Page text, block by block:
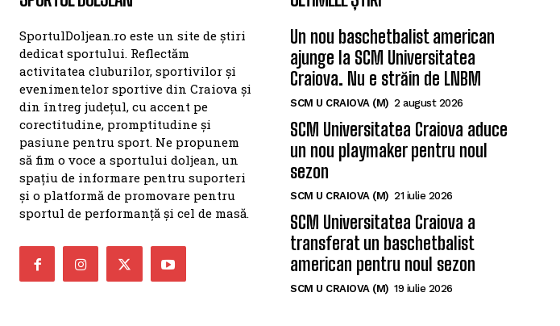
SportulDoljean.ro este un site de știri
dedicat sportului. Reflectăm
activitatea cluburilor, sportivilor și
evenimentelor sportive din Craiova și
din întreg județul, cu accent pe
corectitudine, promptitudine și
pasiune pentru sport. Ne propunem
să fim o voce a sportului doljean, un
spațiu de informare pentru suporteri
și o platformă de promovare pentru
sportul de performanță și cel de masă.
Un nou baschetbalist american
ajunge la SCM Universitatea
Craiova. Nu e străin de LNBM
SCM U CRAIOVA (M) 2 august 2026
SCM Universitatea Craiova aduce
un nou playmaker pentru noul
sezon
SCM U CRAIOVA (M) 21 iulie 2026
SCM Universitatea Craiova a
transferat un baschetbalist
american pentru noul sezon
SCM U CRAIOVA (M) 19 iulie 2026